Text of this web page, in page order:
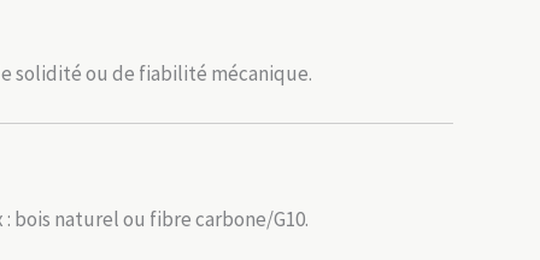
solidité ou de fiabilité mécanique.
bois naturel ou fibre carbone/G10.